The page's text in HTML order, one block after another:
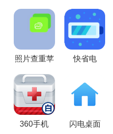
络速度和稳定性，减少卡顿
好呢？这里小编搜集了一些比
像360清理大师、腾讯手机管
能、操作都相对完善。除此之
师也带来了各自独特的使用体
好地帮助我们及时清理手
照片查重苹 快省电
360手机 闪电桌面